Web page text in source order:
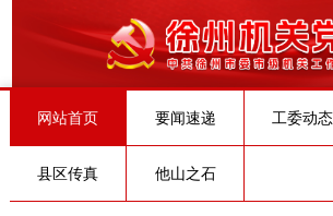
网站首页 要闻速递 工委动态
县区传真 他山之石